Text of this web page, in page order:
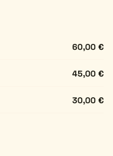
60,00 €
45,00 €
30,00 €